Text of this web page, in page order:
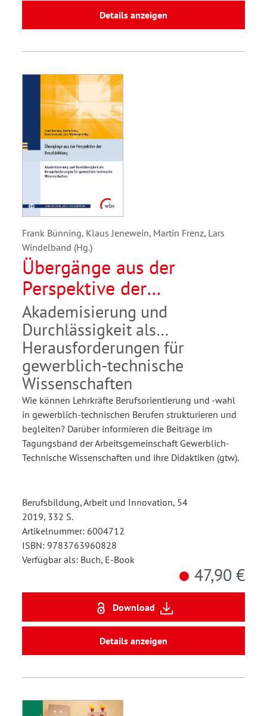
Details anzeigen
Frank Bünning, Klaus Jenewein, Martin Frenz, Lars
Windelband (Hg.)
Übergänge aus der
Perspektive der
Berufsbildung
Akademisierung und
Durchlässigkeit als
Herausforderungen für
gewerblich-technische
Wissenschaften
Wie können Lehrkräfte Berufsorientierung und -wahl
in gewerblich-technischen Berufen strukturieren und
begleiten? Darüber informieren die Beiträge im
Tagungsband der Arbeitsgemeinschaft Gewerblich-
Technische Wissenschaften und ihre Didaktiken (gtw).
Berufsbildung, Arbeit und Innovation, 54
2019, 332 S.
Artikelnummer: 6004712
ISBN: 9783763960828
Verfügbar als: Buch, E-Book
47,90 €
Download
Details anzeigen